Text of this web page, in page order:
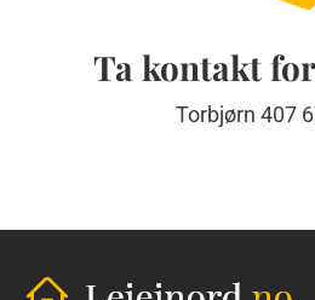
Ta kontakt
Torbjørn 407